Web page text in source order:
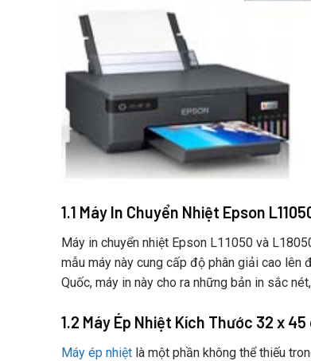
1.1 Máy In Chuyển Nhiệt Epson
Máy in chuyển nhiệt Epson L11050 và
mẫu máy này cung cấp độ phân giải cao lên
Quốc, máy in này cho ra những bản in sắc
1.2 Máy Ép Nhiệt Kích Thước 32 x
Máy ép nhiệt là một phần không thể thiếu